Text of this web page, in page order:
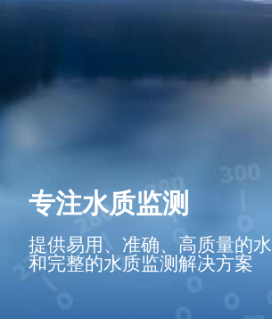
专注水质监测
提供易用、准确、高质量的
和完整的水质监测解决方案